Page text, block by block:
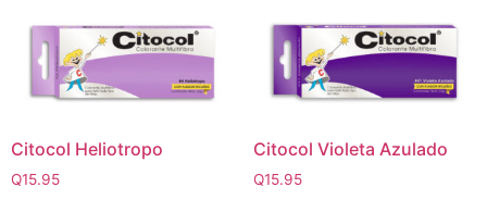
Citocol Heliotropo
Q15.95
Citocol Violeta Azulado
Q15.95